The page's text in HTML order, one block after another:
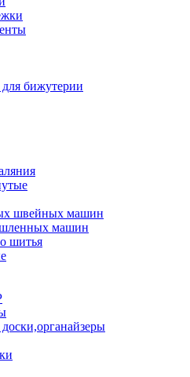
бижутерии
швейных машин
машин
шитья